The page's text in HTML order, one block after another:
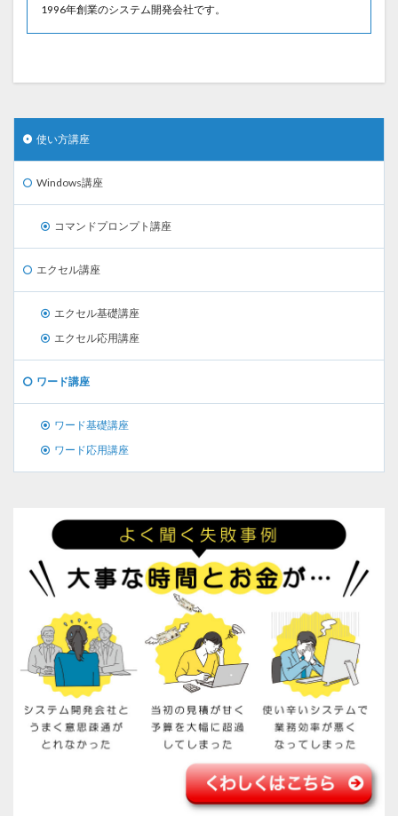
1996年創業のシステム開発会社です。
使い方講座
Windows講座
コマンドプロンプト講座
エクセル講座
エクセル基礎講座
エクセル応用講座
ワード講座
ワード基礎講座
ワード応用講座